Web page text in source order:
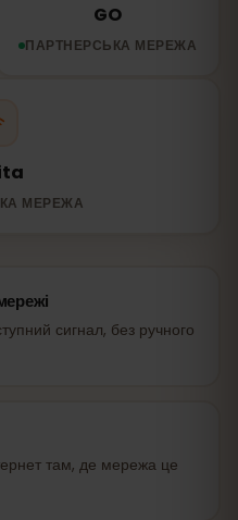
GO
ПАРТНЕРСЬКА МЕРЕЖА
МЕРЕЖА
сигнал, без ручного
там, де мережа це